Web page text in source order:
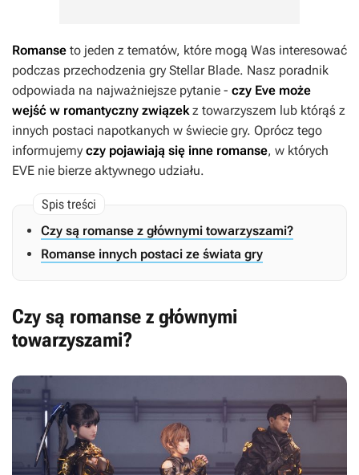
Romanse to jeden z tematów, które mogą Was interesować
podczas przechodzenia gry Stellar Blade. Nasz poradnik
odpowiada na najważniejsze pytanie - czy Eve może
wejść w romantyczny związekz towarzyszem lub którąś z
innych postaci napotkanych w świecie gry. Oprócz tego
informujemy czy pojawiają się inne romanse, w których
EVE nie bierze aktywnego udziału.
Czy są romanse z głównymi towarzyszami?
Romanse innych postaci ze świata gry
Czy są romanse z głównymi
towarzyszami?